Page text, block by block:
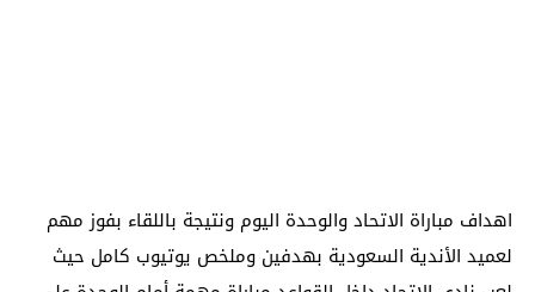
اهداف مباراة الاتحاد والوحدة اليوم ونتيجة باللقاء بفوز مهم
لعميد الأندية السعودية بهدفين وملخص يوتيوب كامل حيث